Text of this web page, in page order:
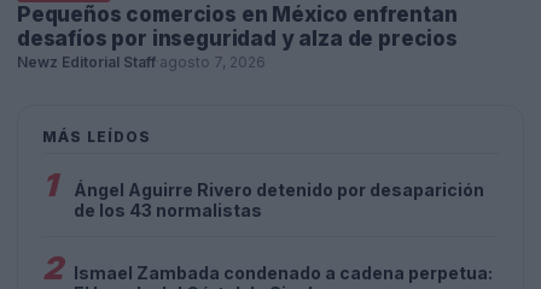
Pequeños comercios en México enfrentan
desafíos por inseguridad y alza de precios
Newz Editorial Staff agosto 7, 2026
MÁS LEÍDOS
1
Ángel Aguirre Rivero detenido por desaparición
de los 43 normalistas
2 Ismael Zambada condenado a cadena perpetua: